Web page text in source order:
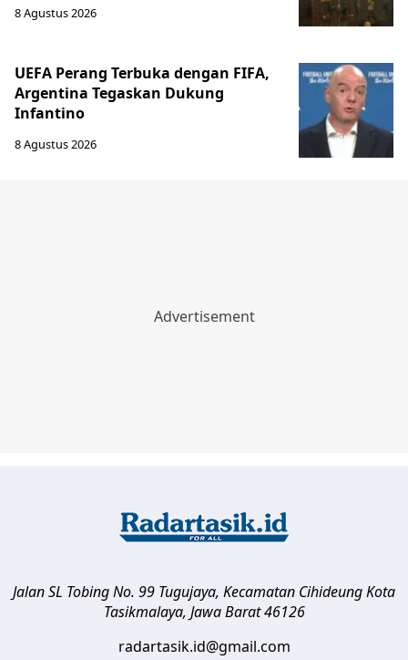
8 Agustus 2026
UEFA Perang Terbuka dengan FIFA,
Argentina Tegaskan Dukung
Infantino
8 Agustus 2026
Jalan SL Tobing No. 99 Tugujaya, Kecamatan CihideungKota
Tasikmalaya, Jawa Barat 46126
radartasik.id@gmail.com